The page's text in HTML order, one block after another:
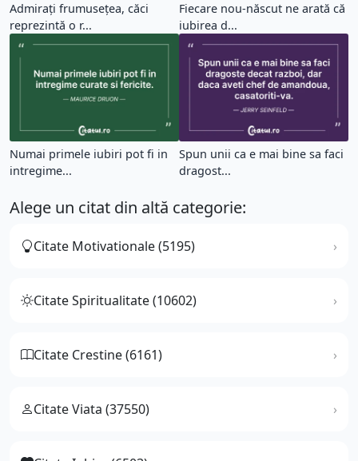
Admirați frumusețea, căci
reprezintă o r...
Fiecare nou-născut ne arată că
iubirea d...
Numai primele iubiri pot fi in
intregime...
Spun unii ca e mai bine sa faci
dragost...
Alege un citat din altă categorie:
Citate Motivationale (5195)
Citate Spiritualitate (10602)
Citate Crestine (6161)
Citate Viata (37550)